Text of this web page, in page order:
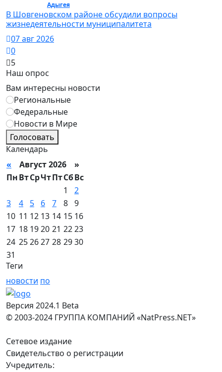
Адыгея/ Общество
В Шовгеновском районе обсудили вопросы
жизнедеятельности муниципалитета
07 авг 2026
0
5
Наш опрос
Вам интересны новости
Региональные
Федеральные
Новости в Мире
Голосовать
Календарь
« Август 2026 »
ПнВтСрЧтПтСбВс
1
2
3
4 5 6 7 8 9
10 11 12 13 14 15 16
17 18 1920 21 2223
24 252627 28 2930
31
Теги
новости по
Версия 2024.1 Beta
© 2003-2024 ГРУППА КОМПАНИЙ «NatPress.NET»
Сетевое издание
Свидетельство о регистрации
Учредитель: